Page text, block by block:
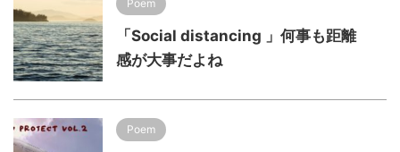
Poem
「Social distancing 」何事も距離
感が大事だよね
Poem